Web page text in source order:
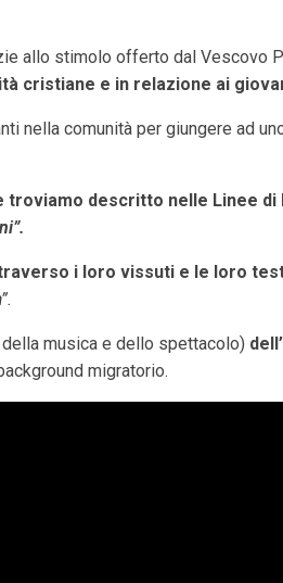
allo stimolo offerto dal Vescovo
cristiane e in relazione ai
nella comunità per giungere ad
troviamo descritto nelle Linee
i loro vissuti e le loro
musica e dello spettacolo)
migratorio.